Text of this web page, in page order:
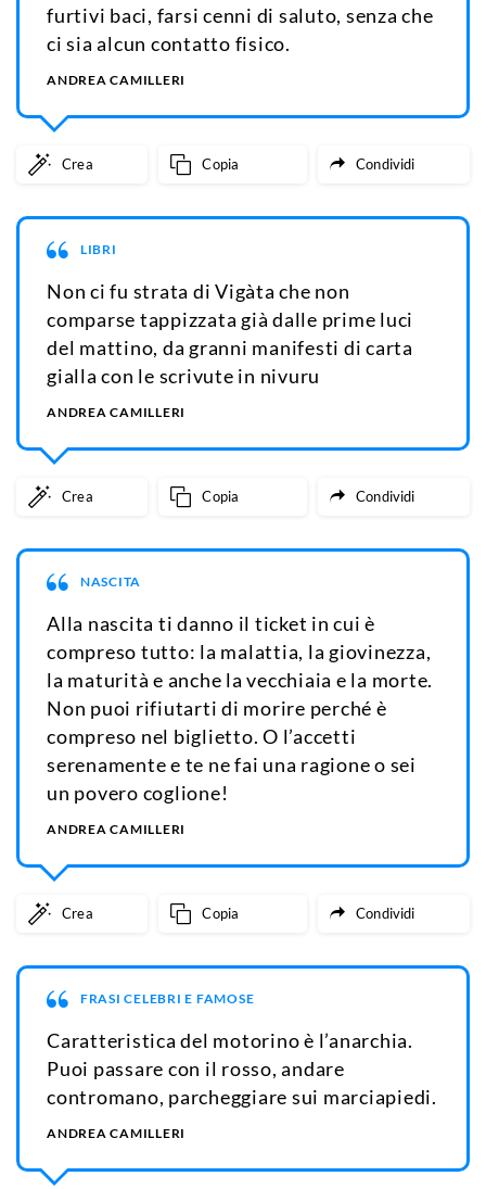
furtivi baci, farsi cenni di saluto, senza che
ci sia alcun contatto fisico.
ANDREA CAMILLERI
Crea Copia Condividi
LIBRI
Non ci fu strata di Vigàta che non
comparse tappizzata già dalle prime luci
del mattino, da granni manifesti di carta
gialla con le scrivute in nivuru
ANDREA CAMILLERI
Crea Copia Condividi
NASCITA
Alla nascita ti danno il ticket in cui è
compreso tutto: la malattia, la giovinezza,
la maturità e anche la vecchiaia e la morte.
Non puoi rifiutarti di morire perché è
compreso nel biglietto. O l’accetti
serenamente e te ne fai una ragione o sei
un povero coglione!
ANDREA CAMILLERI
Crea Copia Condividi
FRASI CELEBRI E FAMOSE
Caratteristica del motorino è l’anarchia.
Puoi passare con il rosso, andare
contromano, parcheggiare sui marciapiedi.
ANDREA CAMILLERI